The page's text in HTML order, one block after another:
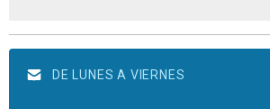
DE LUNES A VIERNES